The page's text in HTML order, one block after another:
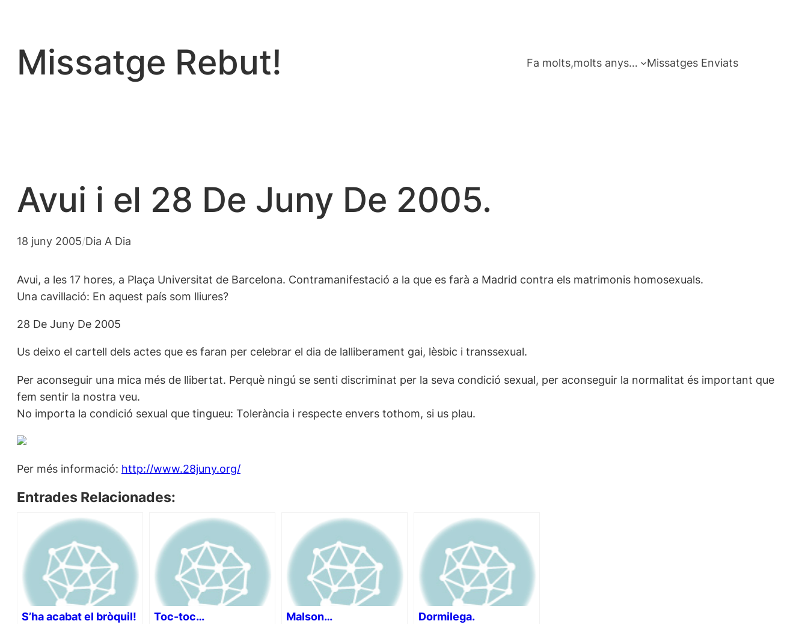
contingut
Missatge Rebut! Fa molts,molts anys… Missatges Enviats
Avui i el 28 De Juny De 2005.
18 juny 2005/Dia A Dia
Avui, a les 17 hores, a Plaça Universitat de Barcelona. Contramanifestació a la que es farà a Madrid contra els matrimonis homosexuals.
Una cavillació: En aquest país som lliures?
28 De Juny De 2005
Us deixo el cartell dels actes que es faran per celebrar el dia de lalliberament gai, lèsbic i transsexual.
Per aconseguir una mica més de llibertat. Perquè ningú se senti discriminat per la seva condició sexual, per aconseguir la normalitat és important que
fem sentir la nostra veu.
No importa la condició sexual que tingueu: Tolerància i respecte envers tothom, si us plau.
Per més informació: http://www.28juny.org/
Entrades Relacionades:
S’ha acabat el bròquil! Toc-toc… Malson… Dormilega.